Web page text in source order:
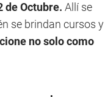
de Octubre. Allí se
se brindan cursos y
no solo como